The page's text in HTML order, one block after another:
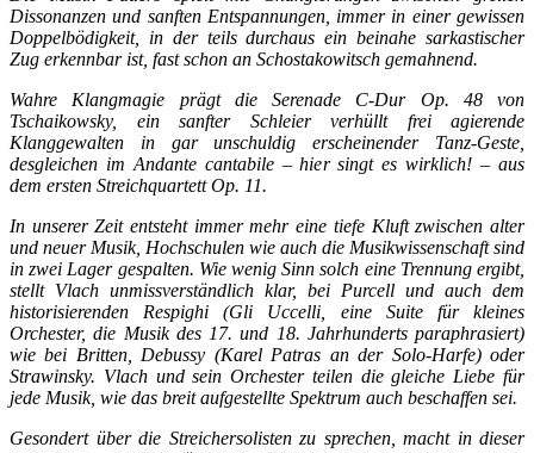
Dissonanzen und sanften Entspannungen, immer in einer gewissen
Doppelbödigkeit, in der teils durchaus ein beinahe sarkastischer
Zug erkennbar ist, fast schon an Schostakowitsch gemahnend.
Wahre Klangmagie prägt die Serenade C-Dur Op. 48 von
Tschaikowsky, ein sanfter Schleier verhüllt frei agierende
Klanggewalten in gar unschuldig erscheinender Tanz-Geste,
desgleichen im Andante cantabile – hier singt es wirklich! – aus
dem ersten Streichquartett Op. 11.
In unserer Zeit entsteht immer mehr eine tiefe Kluft zwischen alter
und neuer Musik, Hochschulen wie auch die Musikwissenschaft sind
in zwei Lager gespalten. Wie wenig Sinn solch eine Trennung ergibt,
stellt Vlach unmissverständlich klar, bei Purcell und auch dem
historisierenden Respighi (Gli Uccelli, eine Suite für kleines
Orchester, die Musik des 17. und 18. Jahrhunderts paraphrasiert)
wie bei Britten, Debussy (Karel Patras an der Solo-Harfe) oder
Strawinsky. Vlach und sein Orchester teilen die gleiche Liebe für
jede Musik, wie das breit aufgestellte Spektrum auch beschaffen sei.
Gesondert über die Streichersolisten zu sprechen, macht in dieser